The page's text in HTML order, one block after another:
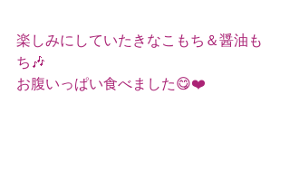
楽しみにしていたきなこもち＆醤油も
ち🎶
お腹いっぱい食べました😋❤️